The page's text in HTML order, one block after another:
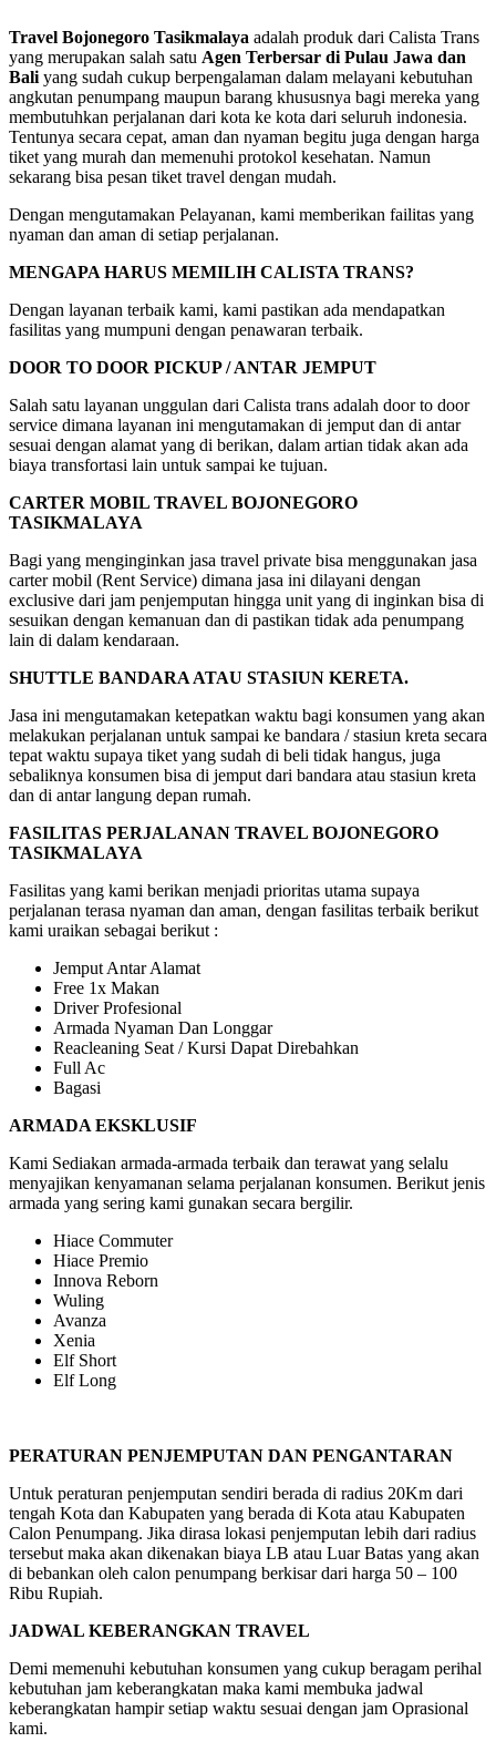
Travel Bojonegoro Tasikmalaya adalah produk dari Calista Trans
yang merupakan salah satu Agen Terbersar di Pulau Jawa dan
Baliyang sudah cukup berpengalaman dalam melayani kebutuhan
angkutan penumpang maupun barang khususnya bagi mereka yang
membutuhkan perjalanan dari kota ke kota dari seluruh indonesia.
Tentunya secara cepat, aman dan nyaman begitu juga dengan harga
tiket yang murah dan memenuhi protokol kesehatan. Namun
sekarang bisa pesan tiket travel dengan mudah.
Dengan mengutamakan Pelayanan, kami memberikan failitas yang
nyaman dan aman di setiap perjalanan.
MENGAPA HARUS MEMILIH CALISTA TRANS?
Dengan layanan terbaik kami, kami pastikan ada mendapatkan
fasilitas yang mumpuni dengan penawaran terbaik.
DOOR TO DOOR PICKUP / ANTAR JEMPUT
Salah satu layanan unggulan dari Calista trans adalah door to door
service dimana layanan ini mengutamakan di jemput dan di antar
sesuai dengan alamat yang di berikan, dalam artian tidak akan ada
biaya transfortasi lain untuk sampai ke tujuan.
CARTER MOBIL TRAVEL BOJONEGORO
TASIKMALAYA
Bagi yang menginginkan jasa travel private bisa menggunakan jasa
carter mobil (Rent Service) dimana jasa ini dilayani dengan
exclusive dari jam penjemputan hingga unit yang di inginkan bisa di
sesuikan dengan kemanuan dan di pastikan tidak ada penumpang
lain di dalam kendaraan.
SHUTTLE BANDARA ATAU STASIUN KERETA.
Jasa ini mengutamakan ketepatkan waktu bagi konsumen yang akan
melakukan perjalanan untuk sampai ke bandara / stasiun kreta secara
tepat waktu supaya tiket yang sudah di beli tidak hangus, juga
sebaliknya konsumen bisa di jemput dari bandara atau stasiun kreta
dan di antar langung depan rumah.
FASILITAS PERJALANAN TRAVEL BOJONEGORO
TASIKMALAYA
Fasilitas yang kami berikan menjadi prioritas utama supaya
perjalanan terasa nyaman dan aman, dengan fasilitas terbaik berikut
kami uraikan sebagai berikut :
Jemput Antar Alamat
Free 1x Makan
Driver Profesional
Armada Nyaman Dan Longgar
Reacleaning Seat / Kursi Dapat Direbahkan
Full Ac
Bagasi
ARMADA EKSKLUSIF
Kami Sediakan armada-armada terbaik dan terawat yang selalu
menyajikan kenyamanan selama perjalanan konsumen. Berikut jenis
armada yang sering kami gunakan secara bergilir.
Hiace Commuter
Hiace Premio
Innova Reborn
Wuling
Avanza
Xenia
Elf Short
Elf Long
PERATURAN PENJEMPUTAN DAN PENGANTARAN
Untuk peraturan penjemputan sendiri berada di radius 20Km dari
tengah Kota dan Kabupaten yang berada di Kota atau Kabupaten
Calon Penumpang. Jika dirasa lokasi penjemputan lebih dari radius
tersebut maka akan dikenakan biaya LB atau Luar Batas yang akan
di bebankan oleh calon penumpang berkisar dari harga 50 – 100
Ribu Rupiah.
JADWAL KEBERANGKAN TRAVEL
Demi memenuhi kebutuhan konsumen yang cukup beragam perihal
kebutuhan jam keberangkatan maka kami membuka jadwal
keberangkatan hampir setiap waktu sesuai dengan jam Oprasional
kami.